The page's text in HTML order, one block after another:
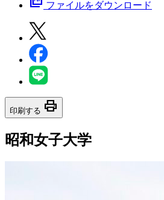
ファイルをダウンロード
印刷する print
昭和女子大学